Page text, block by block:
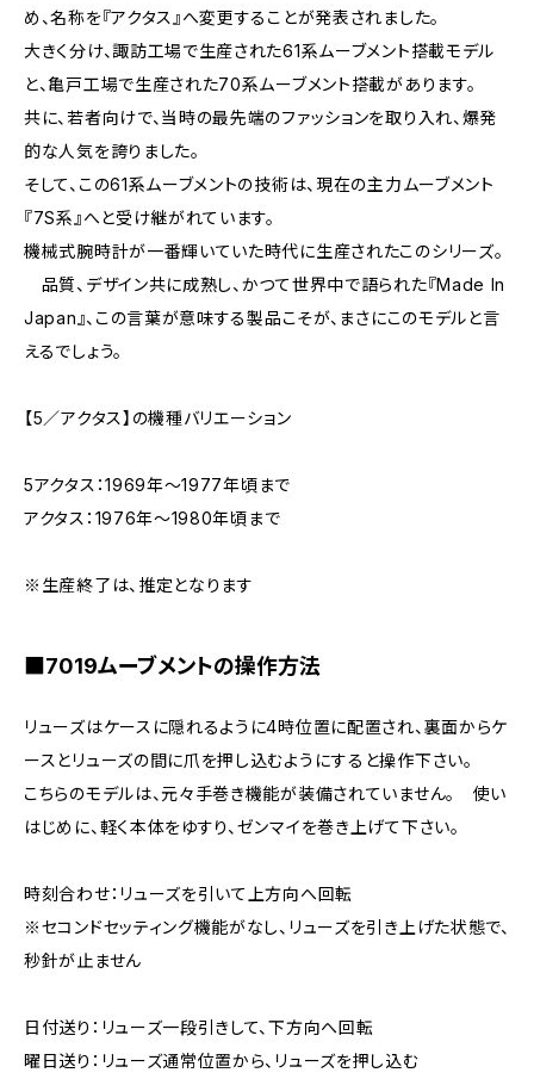
め、名称を『アクタス』へ変更することが発表されました。
大きく分け、諏訪工場で生産された61系ムーブメント搭載モデル
と、亀戸工場で生産された70系ムーブメント搭載があります。
共に、若者向けで、当時の最先端のファッションを取り入れ、爆発
的な人気を誇りました。
そして、この61系ムーブメントの技術は、現在の主力ムーブメント
『7S系』へと受け継がれています。
機械式腕時計が一番輝いていた時代に生産されたこのシリーズ。
品質、デザイン共に成熟し、かつて世界中で語られた『Made In
Japan』、この言葉が意味する製品こそが、まさにこのモデルと言
えるでしょう。
【5／アクタス】の機種バリエーション
5アクタス：1969年～1977年頃まで
アクタス：1976年～1980年頃まで
※生産終了は、推定となります
■7019ムーブメントの操作方法
リューズはケースに隠れるように4時位置に配置され、裏面からケ
ースとリューズの間に爪を押し込むようにすると操作下さい。
こちらのモデルは、元々手巻き機能が装備されていません。 使い
はじめに、軽く本体をゆすり、ゼンマイを巻き上げて下さい。
時刻合わせ：リューズを引いて上方向へ回転
※セコンドセッティング機能がなし、リューズを引き上げた状態で、
秒針が止ません
日付送り：リューズ一段引きして、下方向へ回転
曜日送り：リューズ通常位置から、リューズを押し込む